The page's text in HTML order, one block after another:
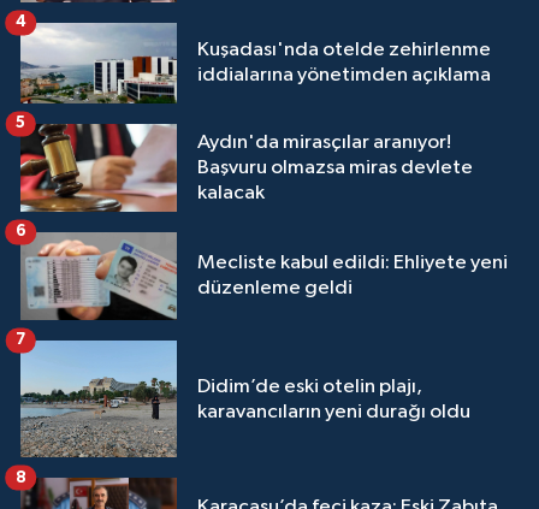
Kuşadası'nda otelde zehirlenme
iddialarına yönetimden açıklama
4
Aydın'da mirasçılar aranıyor!
Başvuru olmazsa miras devlete
kalacak
5
Mecliste kabul edildi: Ehliyete yeni
düzenleme geldi
6
Didim’de eski otelin plajı,
karavancıların yeni durağı oldu
7
8